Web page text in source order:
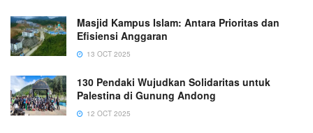
Masjid Kampus Islam: Antara Prioritas dan
Efisiensi Anggaran
13 OCT 2025
130 Pendaki Wujudkan Solidaritas untuk
Palestina di Gunung Andong
12 OCT 2025